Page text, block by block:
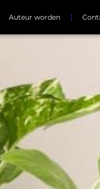
Auteur worden